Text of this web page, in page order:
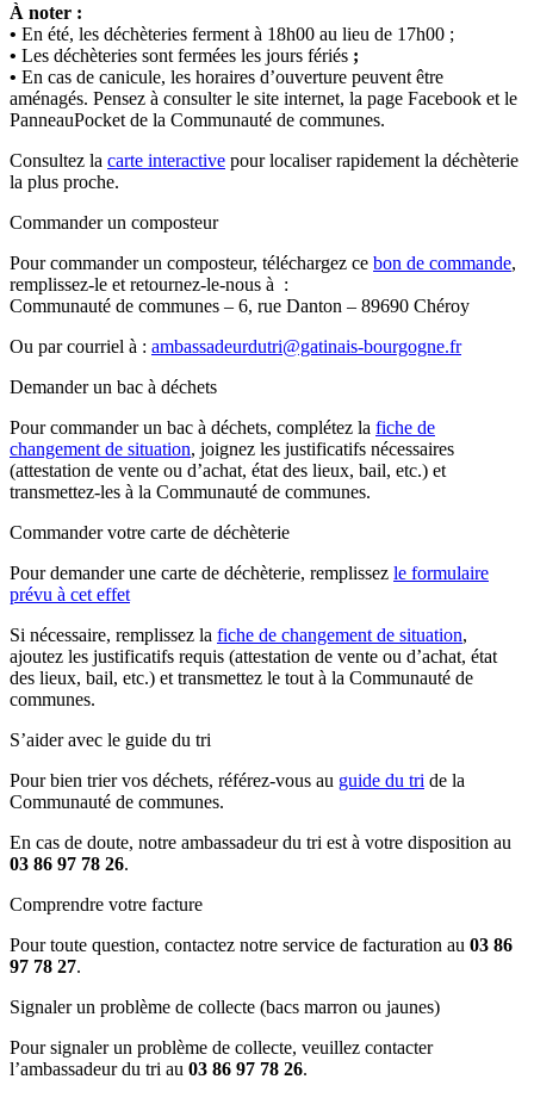
À noter :
• En été, les déchèteries ferment à 18h00 au lieu de 17h00 ;
• Les déchèteries sont fermées les jours fériés ;
• En cas de canicule, les horaires d’ouverture peuvent être
aménagés. Pensez à consulter le site internet, la page Facebook et le
PanneauPocket de la Communauté de communes.
Consultez la carte interactive pour localiser rapidement la déchèterie
la plus proche.
Commander un composteur
Pour commander un composteur, téléchargez ce bon de commande,
remplissez-le et retournez-le-nous à :
Communauté de communes – 6, rue Danton – 89690 Chéroy
Ou par courriel à : ambassadeurdutri@gatinais-bourgogne.fr
Demander un bac à déchets
Pour commander un bac à déchets, complétez la fiche de
changement de situation, joignez les justificatifs nécessaires
(attestation de vente ou d’achat, état des lieux, bail, etc.) et
transmettez-les à la Communauté de communes.
Commander votre carte de déchèterie
Pour demander une carte de déchèterie, remplissez le formulaire
prévu à cet effet
Si nécessaire, remplissez la fiche de changement de situation,
ajoutez les justificatifs requis (attestation de vente ou d’achat, état
des lieux, bail, etc.) et transmettez le tout à la Communauté de
communes.
S’aider avec le guide du tri
Pour bien trier vos déchets, référez-vous au guide du tri de la
Communauté de communes.
En cas de doute, notre ambassadeur du tri est à votre disposition au
03 86 97 78 26.
Comprendre votre facture
Pour toute question, contactez notre service de facturation au 03 86
97 78 27.
Signaler un problème de collecte (bacs marron ou jaunes)
Pour signaler un problème de collecte, veuillez contacter
l’ambassadeur du tri au 03 86 97 78 26.